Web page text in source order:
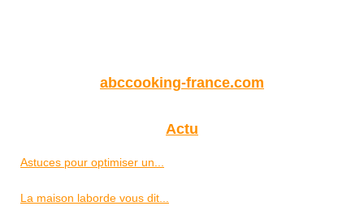
abccooking-france.com
Actu
Astuces pour optimiser un...
La maison laborde vous dit...